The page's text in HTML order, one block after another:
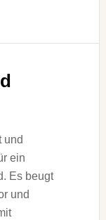
und
ein
Es beugt
und